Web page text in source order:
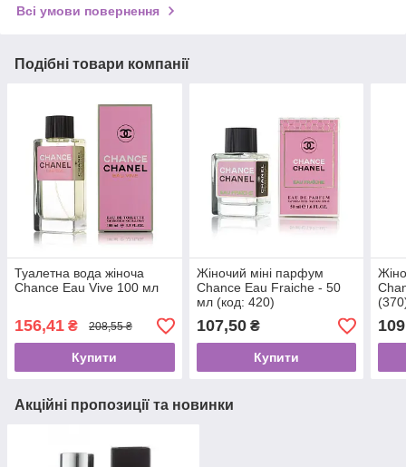
Всі умови повернення
Подібні товари компанії
Туалетна вода жіноча
Chance Eau Vive 100 мл
156,41 ₴ 208,55 ₴
Купити
Жіночий міні парфум
Chance Eau Fraiche - 50
мл (код: 420)
107,50₴
Купити
Акційні пропозиції та новинки